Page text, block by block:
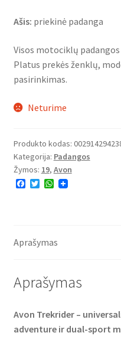
Ašis: priekinė padanga
Visos motociklų
Platus prekės ženklų,
pasirinkimas.
Neturime
Produkto kodas:
Kategorija: Padangos
Žymos: 19, Avon
F
o
T
r
W
p
Aprašymas
Aprašymas
Avon Trekrider –
adventure ir dual-sport